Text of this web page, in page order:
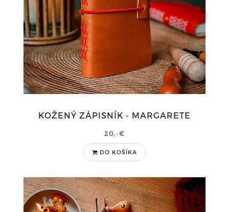
KOŽENÝ ZÁPISNÍK - MARGARETE
20,-€
DO KOŠÍKA